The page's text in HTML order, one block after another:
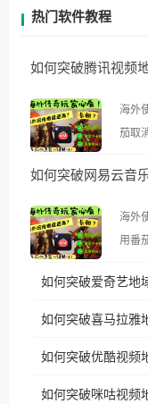
热门软件教程
如何突破腾讯视频
海外
茄取消海外
示语。 海外用户如香港、澳门、台湾
像其
仅能在中
台湾
权限
如何突破网易云音
海外
用番茄取
播放”的提示语。
制问题
如何突破爱奇艺地
如何突破喜马拉雅
如何突破优酷视频
如何突破咪咕视频